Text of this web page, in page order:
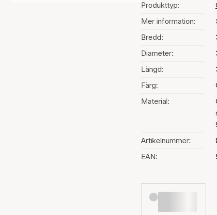
Produkttyp:
Mer information:
Bredd:
Diameter:
Längd:
Färg:
Material:
Artikelnummer:
EAN: